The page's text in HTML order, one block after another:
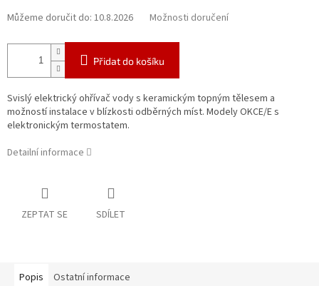
Můžeme doručit do: 10.8.2026 Možnosti doručení
Přidat do košíku
Svislý elektrický ohřívač vody s keramickým topným tělesem a
možností instalace v blízkosti odběrných míst. Modely OKCE/E s
elektronickým termostatem.
Detailní informace
ZEPTAT SE SDÍLET
Popis Ostatní informace